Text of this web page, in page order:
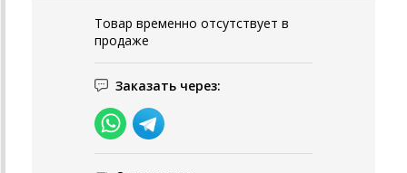
Товар временно отсутствует в
продаже
Заказать через: